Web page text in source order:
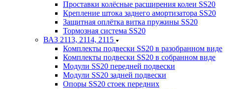
Проставки колёсные расширения колеи SS20
Крепление штока заднего амортизатора SS20
Защитная оплётка витка пружины SS20
Тормозная система SS20
ВАЗ 2113, 2114, 2115
Комплекты подвески SS20 в разобранном виде
Комплекты подвески SS20 в собранном виде
Модули SS20 передней подвески
Модули SS20 задней подвески
Опоры SS20 стоек передних